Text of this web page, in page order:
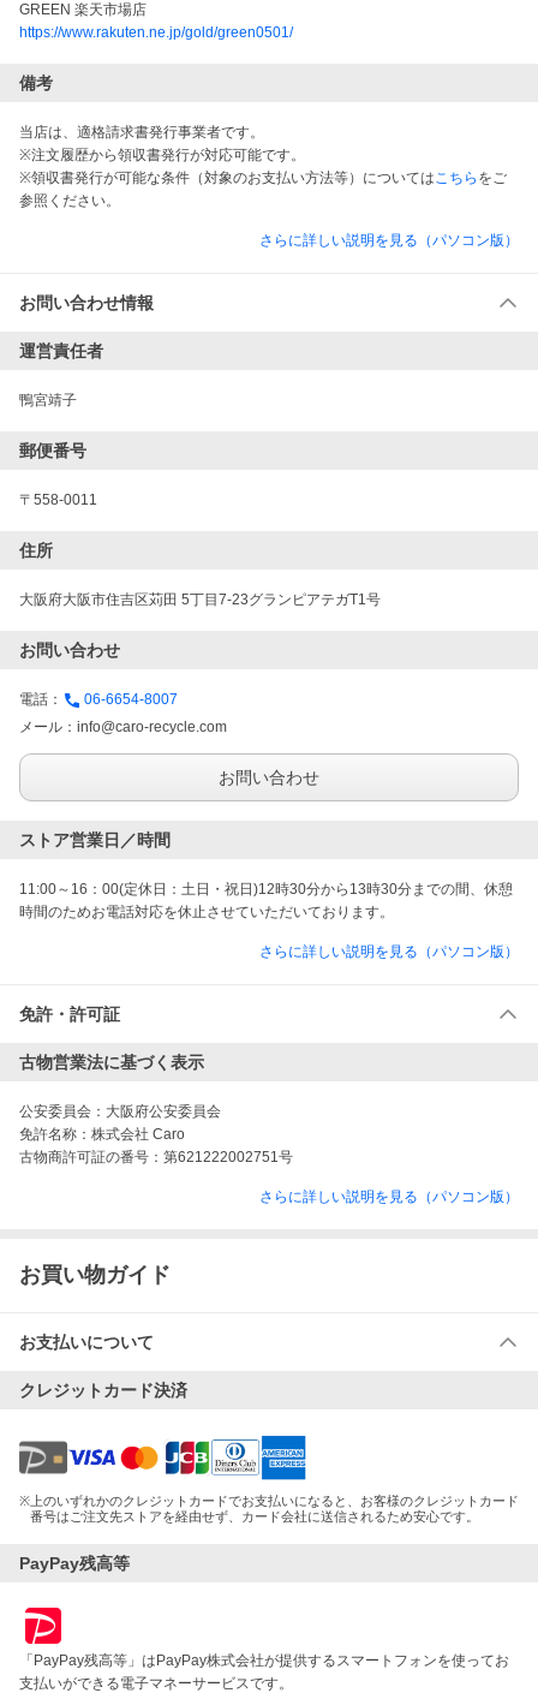
GREEN 楽天市場店
https://www.rakuten.ne.jp/gold/green0501/
備考
当店は、適格請求書発行事業者です。
※注文履歴から領収書発行が対応可能です。
※領収書発行が可能な条件（対象のお支払い方法等）についてはこちら をご
参照ください。
さらに詳しい説明を見る（パソコン版）
お問い合わせ情報
運営責任者
鴨宮靖子
郵便番号
〒558-0011
住所
大阪府大阪市住吉区苅田 5丁目7-23グランピアテガT1号
お問い合わせ
電話：
06-6654-8007
メール： info@caro-recycle.com
お問い合わせ
ストア営業日／時間
11:00～16：00(定休日：土日・祝日)12時30分から13時30分までの間、休憩
時間のためお電話対応を休止させていただいております。
さらに詳しい説明を見る（パソコン版）
免許・許可証
古物営業法に基づく表示
公安委員会： 大阪府公安委員会
免許名称： 株式会社 Caro
古物商許可証の番号： 第621222002751号
さらに詳しい説明を見る（パソコン版）
お買い物ガイド
お支払いについて
クレジットカード決済
※ 上のいずれかのクレジットカードでお支払いになると、お客様のクレジットカード
番号はご注文先ストアを経由せず、カード会社に送信されるため安心です。
PayPay残高等
「PayPay残高等」はPayPay株式会社が提供するスマートフォンを使ってお
支払いができる電子マネーサービスです。